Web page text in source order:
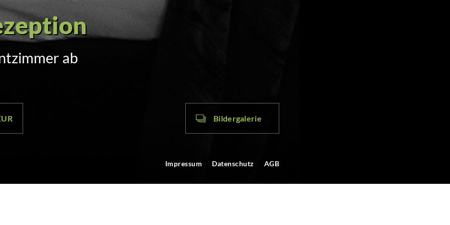
Bildergalerie
Impressum Datenschutz AGB
per SMS